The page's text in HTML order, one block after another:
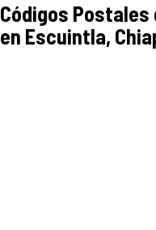
Códigos Postales
en Escuintla,